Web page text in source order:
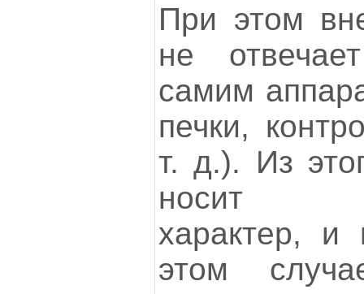
При этом
не
самим
печки,
т. д.). Из
носит
характер, и
этом